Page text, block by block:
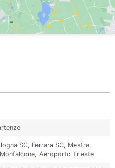
SC, Ferrara SC, Mestre,
Aeroporto Trieste